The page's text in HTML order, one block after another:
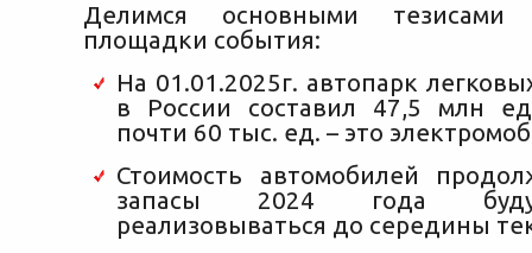
Делимся основными тезисами
площадки события:
На 01.01.2025г. автопарк
в России составил 47,5 млн
почти 60 тыс. ед. – это
Стоимость автомобилей
запасы 2024 года
реализовываться до середины